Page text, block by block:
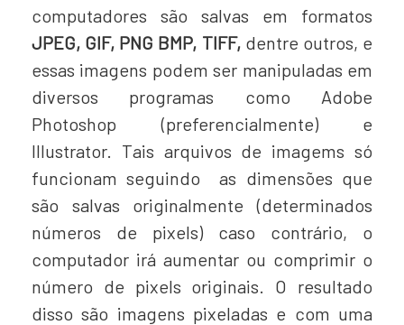
computadores são salvas em formatos
JPEG, GIF, PNG BMP, TIFF,dentre outros, e
essas imagens podem ser manipuladas em
diversos programas como Adobe
Photoshop (preferencialmente) e
Illustrator. Tais arquivos de imagems só
funcionam seguindo as dimensões que
são salvas originalmente (determinados
números de pixels) caso contrário, o
computador irá aumentar ou comprimir o
número de pixels originais. O resultado
disso são imagens pixeladas e com uma